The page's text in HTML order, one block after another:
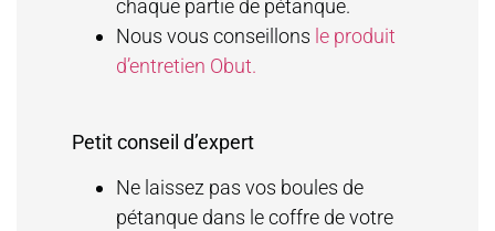
chaque partie de pétanque.
Nous vous conseillons le produit
d’entretien Obut.
Petit conseil d’expert
Ne laissez pas vos boules de
pétanque dans le coffre de votre